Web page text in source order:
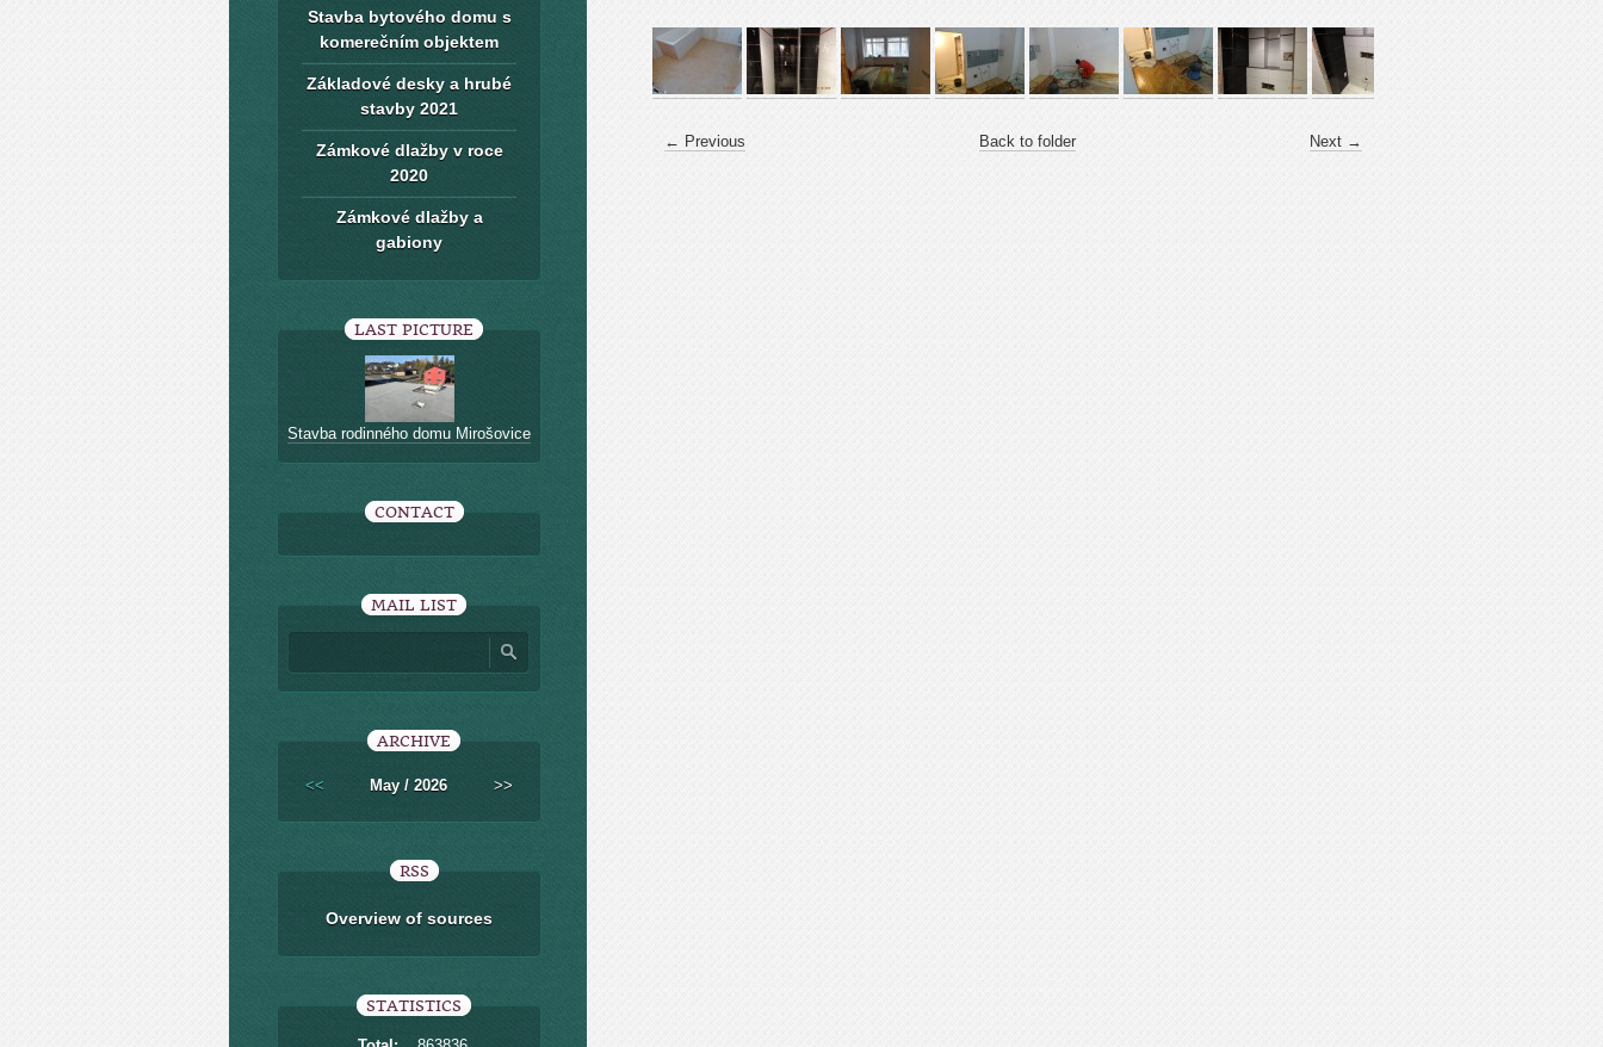
← Previous Next →
Back to folder
Stavba bytového domu s
komerečním objektem
Základové desky a hrubé
stavby 2021
Zámkové dlažby v roce
2020
Zámkové dlažby a
gabiony
LAST PICTURE
Stavba rodinného domu Mirošovice
CONTACT
MAIL LIST
ARCHIVE
<< May / 2026 >>
RSS
Overview of sources
STATISTICS